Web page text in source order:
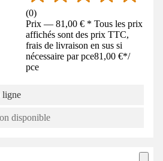
(0)
Prix — 81,00 € * Tous les prix
affichés sont des prix TTC,
frais de livraison en sus si
nécessaire par pce81,00 €*/
pce
ligne
disponible